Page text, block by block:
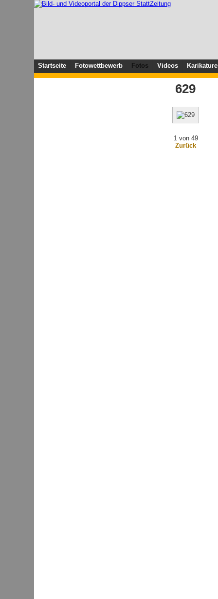
Startseite Fotowettbewerb Fotos Videos
629
1 von 49
Zurück